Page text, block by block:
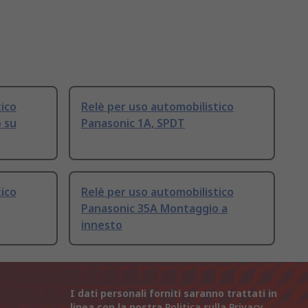
su
Relè per uso automobilistico
Panasonic 1A, SPDT
Relè per uso automobilistico
Panasonic 35A Montaggio a
innesto
I dati personali forniti saranno trattati in